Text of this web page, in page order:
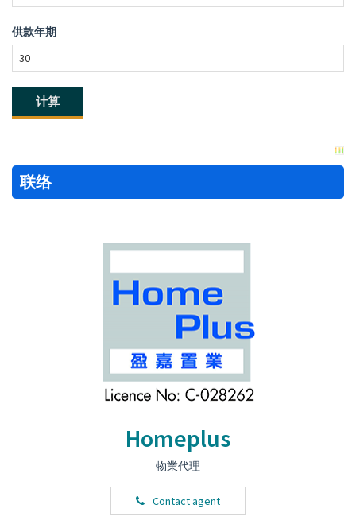
供款年期
联络
Homeplus
物業代理
Contact agent